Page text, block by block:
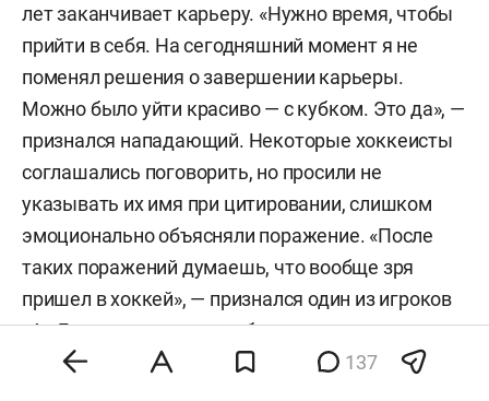
лет заканчивает карьеру. «Нужно время, чтобы
прийти в себя. На сегодняшний момент я не
поменял решения о завершении карьеры.
Можно было уйти красиво — с кубком. Это да», —
признался нападающий. Некоторые хоккеисты
соглашались поговорить, но просили не
указывать их имя при цитировании, слишком
эмоционально объясняли поражение. «После
таких поражений думаешь, что вообще зря
пришел в хоккей», — признался один из игроков
«Ак Барса», сел в автомобиль и уехал.
137